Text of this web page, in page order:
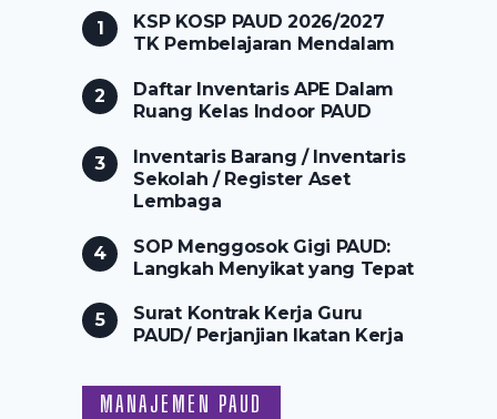
KSP KOSP PAUD 2026/2027
TK Pembelajaran Mendalam
Daftar Inventaris APE Dalam
Ruang Kelas Indoor PAUD
Inventaris Barang / Inventaris
Sekolah / Register Aset
Lembaga
SOP Menggosok Gigi PAUD:
Langkah Menyikat yang Tepat
Surat Kontrak Kerja Guru
PAUD/ Perjanjian Ikatan Kerja
MANAJEMEN PAUD